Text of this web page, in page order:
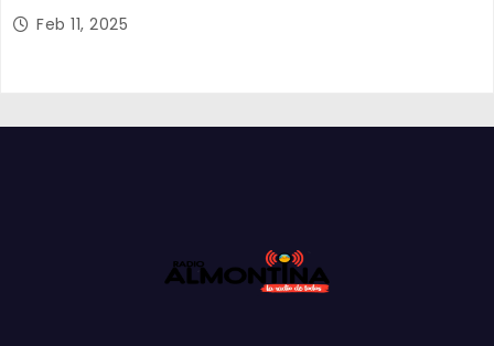
Feb 11, 2025